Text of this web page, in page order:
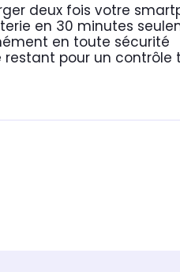
deux fois votre
en 30 minutes
en toute sécurité
pour un contrôle